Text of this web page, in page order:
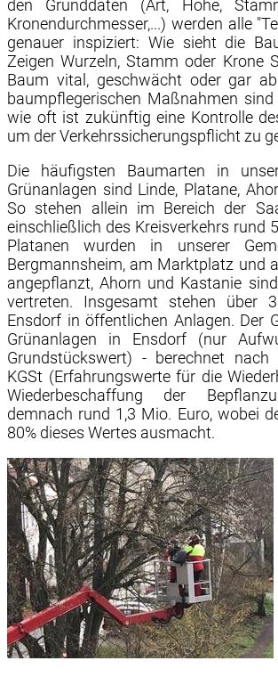
den Grunddaten (Art, Höhe,
Kronendurchmesser,...) werden alle
genauer inspiziert: Wie sieht die
Zeigen Wurzeln, Stamm oder Krone
Baum vital, geschwächt oder gar
baumpflegerischen Maßnahmen
wie oft ist zukünftig eine Kontrolle
um der Verkehrssicherungspflicht zu
Die häufigsten Baumarten in
Grünanlagen sind Linde, Platane,
So stehen allein im Bereich der
einschließlich des Kreisverkehrs rund
Platanen wurden in unserer
Bergmannsheim, am Marktplatz und
angepflanzt, Ahorn und Kastanie
vertreten. Insgesamt stehen über
Ensdorf in öffentlichen Anlagen. Der
Grünanlagen in Ensdorf (nur
Grundstückswert) - berechnet nach
KGSt (Erfahrungswerte für die
Wiederbeschaffung der
demnach rund 1,3 Mio. Euro, wobei
80% dieses Wertes ausmacht.